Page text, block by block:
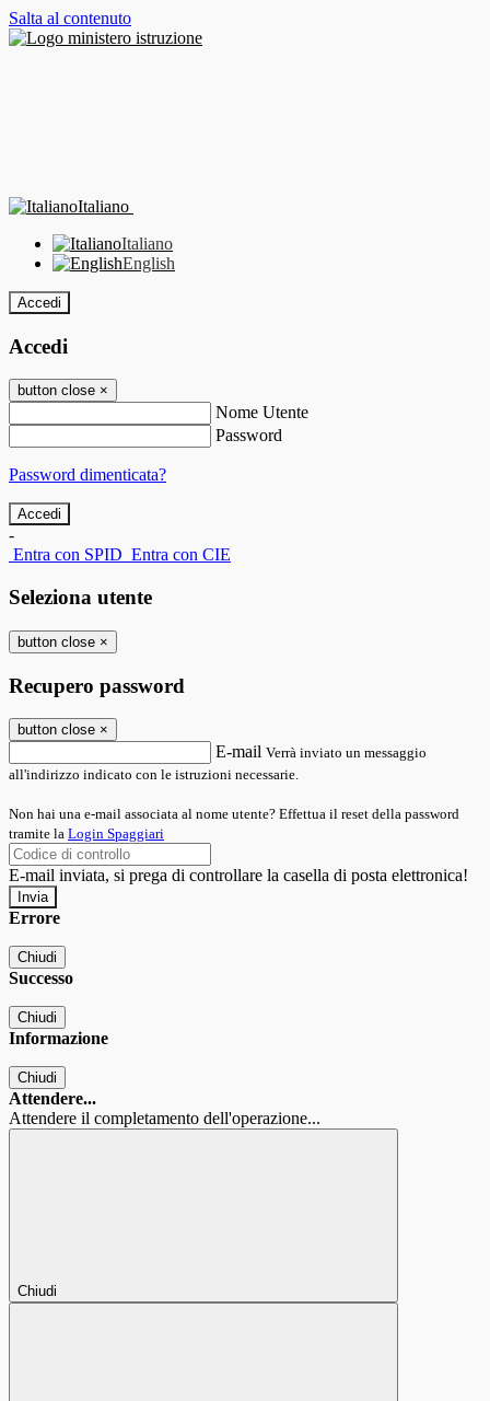
Salta al contenuto
Italiano
Italiano
English
Accedi
Accedi
button close ×
Nome Utente
Password
Password dimenticata?
-
Entra con SPID Entra con CIE
Seleziona utente
button close ×
Recupero password
button close ×
E-mail Verrà inviato un messaggio
all'indirizzo indicato con le istruzioni necessarie.
Non hai una e-mail associata al nome utente? Effettua il reset della password
tramite la Login Spaggiari
E-mail inviata, si prega di controllare la casella di posta elettronica!
Errore
Chiudi
Successo
Chiudi
Informazione
Chiudi
Attendere...
Attendere il completamento dell'operazione...
Chiudi